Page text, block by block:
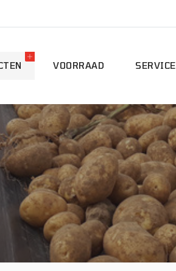
VOORRAAD SERVICE